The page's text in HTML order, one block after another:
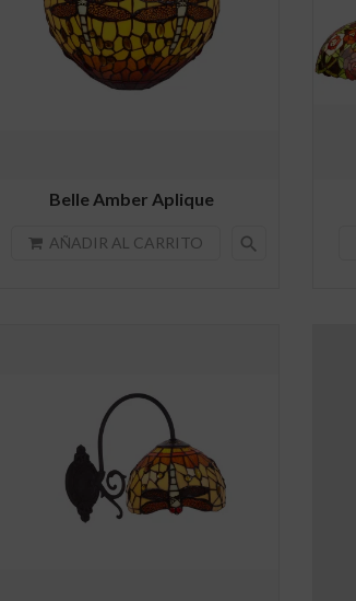
Belle Amber Aplique
AÑADIR AL CARRITO search